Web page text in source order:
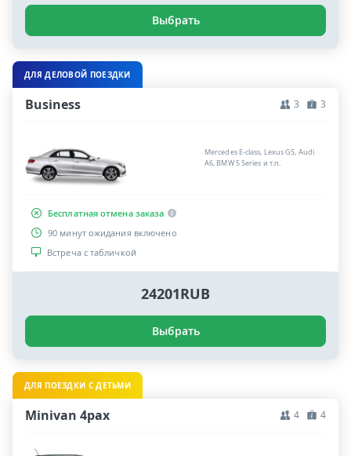
Выбрать
ДЛЯ ДЕЛОВОЙ ПОЕЗДКИ
Business 3 3
Mercedes E-class, Lexus GS, Audi
A6, BMW 5 Series и т.п.
Бесплатная отмена заказа
90 минут ожидания включено
Встреча с табличкой
24201RUB
Выбрать
ДЛЯ ПОЕЗДКИ С ДЕТЬМИ
Minivan 4pax 4 4